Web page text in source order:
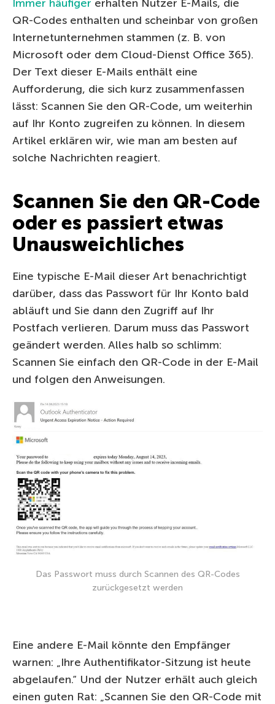
Immer häufiger erhalten Nutzer E-Mails, die
QR-Codes enthalten und scheinbar von großen
Internetunternehmen stammen (z. B. von
Microsoft oder dem Cloud-Dienst Office 365).
Der Text dieser E-Mails enthält eine
Aufforderung, die sich kurz zusammenfassen
lässt: Scannen Sie den QR-Code, um weiterhin
auf Ihr Konto zugreifen zu können. In diesem
Artikel erklären wir, wie man am besten auf
solche Nachrichten reagiert.
Scannen Sie den QR-Code
oder es passiert etwas
Unausweichliches
Eine typische E-Mail dieser Art benachrichtigt
darüber, dass das Passwort für Ihr Konto bald
abläuft und Sie dann den Zugriff auf Ihr
Postfach verlieren. Darum muss das Passwort
geändert werden. Alles halb so schlimm:
Scannen Sie einfach den QR-Code in der E-Mail
und folgen den Anweisungen.
Das Passwort muss durch Scannen des QR-Codes
zurückgesetzt werden
Eine andere E-Mail könnte den Empfänger
warnen: „Ihre Authentifikator-Sitzung ist heute
abgelaufen.“ Und der Nutzer erhält auch gleich
einen guten Rat: „Scannen Sie den QR-Code mit